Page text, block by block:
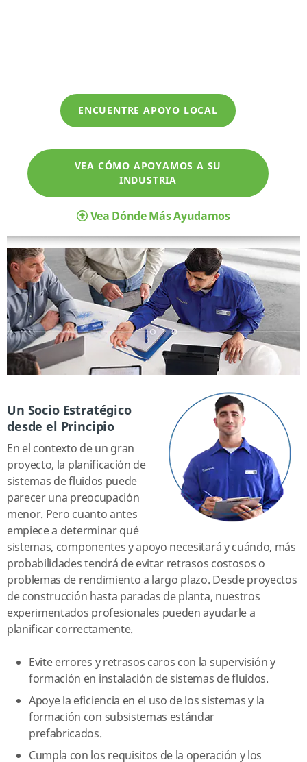
ENCUENTRE APOYO LOCAL
VEA CÓMO APOYAMOS A SU
INDUSTRIA
Vea Dónde Más Ayudamos
Un Socio Estratégico
desde el Principio
En el contexto de un gran
proyecto, la planificación de
sistemas de fluidos puede
parecer una preocupación
menor. Pero cuanto antes
empiece a determinar qué
sistemas, componentes y apoyo necesitará y cuándo, más
probabilidades tendrá de evitar retrasos costosos o
problemas de rendimiento a largo plazo. Desde proyectos
de construcción hasta paradas de planta, nuestros
experimentados profesionales pueden ayudarle a
planificar correctamente.
Evite errores y retrasos caros con la supervisión y
formación en instalación de sistemas de fluidos.
Apoye la eficiencia en el uso de los sistemas y la
formación con subsistemas estándar
prefabricados.
Cumpla con los requisitos de la operación y los